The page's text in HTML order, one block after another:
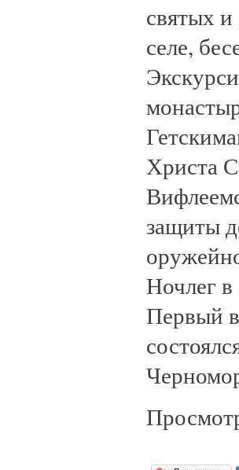
святых
селе,
Христа
защиты
Ночлег
Первый